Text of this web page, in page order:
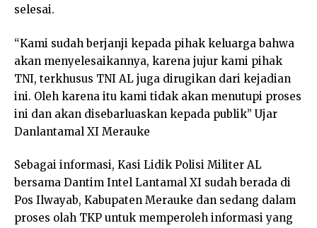
selesai.
“Kami sudah berjanji kepada pihak keluarga bahwa
akan menyelesaikannya, karena jujur kami pihak
TNI, terkhusus TNI AL juga dirugikan dari kejadian
ini. Oleh karena itu kami tidak akan menutupi proses
ini dan akan disebarluaskan kepada publik” Ujar
Danlantamal XI Merauke
Sebagai informasi, Kasi Lidik Polisi Militer AL
bersama Dantim Intel Lantamal XI sudah berada di
Pos Ilwayab, Kabupaten Merauke dan sedang dalam
proses olah TKP untuk memperoleh informasi yang